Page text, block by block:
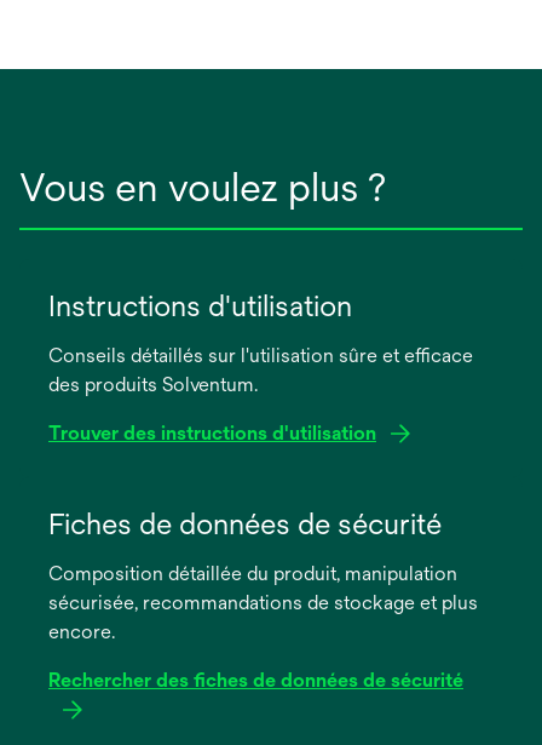
Vous en voulez plus ?
Instructions d'utilisation
Conseils détaillés sur l'utilisation sûre et efficace
des produits Solventum.
Trouver des instructions d'utilisation
dans
nouvel
onglet
Fiches de données de sécurité
Composition détaillée du produit, manipulation
sécurisée, recommandations de stockage et plus
encore.
Rechercher des fiches de données de sécurité